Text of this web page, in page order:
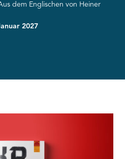
dem Englischen von Heiner
2027